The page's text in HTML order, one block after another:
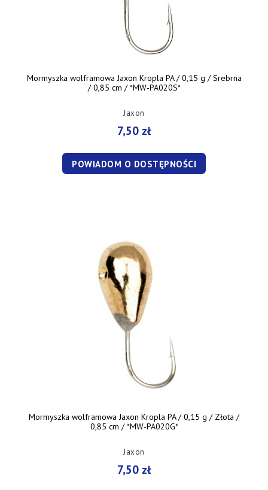
Mormyszka wolframowa Jaxon Kropla PA / 0,15 g / Srebrna
/ 0,85 cm / *MW-PA020S*
Jaxon
7,50 zł
POWIADOM O DOSTĘPNOŚCI
Mormyszka wolframowa Jaxon Kropla PA / 0,15 g / Złota /
0,85 cm / *MW-PA020G*
Jaxon
7,50 zł